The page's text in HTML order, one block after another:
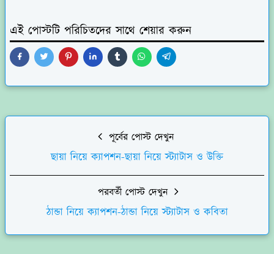
এই পোস্টটি পরিচিতদের সাথে শেয়ার করুন
পূর্বের পোস্ট দেখুন
ছায়া নিয়ে ক্যাপশন-ছায়া নিয়ে স্ট্যাটাস ও উক্তি
পরবর্তী পোস্ট দেখুন
ঠান্ডা নিয়ে ক্যাপশন-ঠান্ডা নিয়ে স্ট্যাটাস ও কবিতা